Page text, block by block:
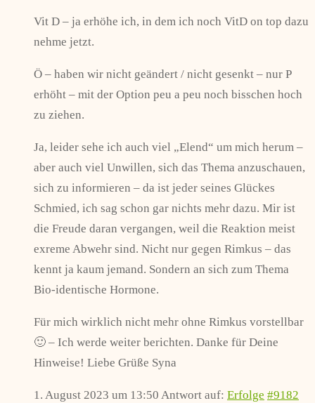
Vit D – ja erhöhe ich, in dem ich noch VitD on top dazu
nehme jetzt.
Ö – haben wir nicht geändert / nicht gesenkt – nur P
erhöht – mit der Option peu a peu noch bisschen hoch
zu ziehen.
Ja, leider sehe ich auch viel „Elend“ um mich herum –
aber auch viel Unwillen, sich das Thema anzuschauen,
sich zu informieren – da ist jeder seines Glückes
Schmied, ich sag schon gar nichts mehr dazu. Mir ist
die Freude daran vergangen, weil die Reaktion meist
exreme Abwehr sind. Nicht nur gegen Rimkus – das
kennt ja kaum jemand. Sondern an sich zum Thema
Bio-identische Hormone.
Für mich wirklich nicht mehr ohne Rimkus vorstellbar
🙂 – Ich werde weiter berichten. Danke für Deine
Hinweise! Liebe Grüße Syna
1. August 2023 um 13:50 Antwort auf: Erfolge #9182